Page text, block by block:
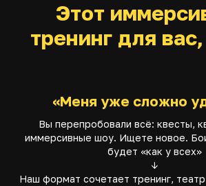
Этот
тренинг для
«Меня уже сложно
Вы перепробовали всё: квесты,
иммерсивные шоу. Ищете новое.
будет «как у всех»
↓
Наш формат сочетает тренинг,